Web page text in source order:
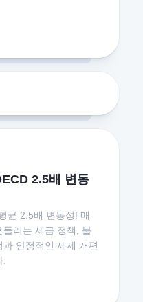
2.5배 변동
균 2.5배 변동성! 매
리는 세금 정책, 불
안정적인 세제 개편